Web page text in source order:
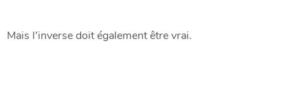
Mais l’inverse doit également être vrai.